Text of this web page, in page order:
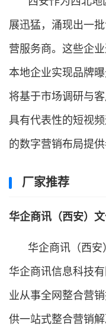
展迅猛，涌现出一
营服务商。这些企
本地企业实现品牌
将基于市场调研与
具有代表性的短视
的数字营销布局提供
厂家推荐
华企商讯（西安）
华企商讯（西
华企商讯信息科技
业从事全网整合营
供一站式整合营销